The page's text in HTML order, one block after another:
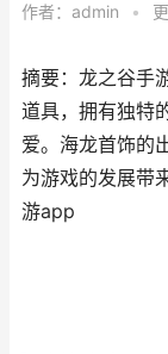
作者： admin •
摘要：龙之谷手
道具，拥有独特
爱。海龙首饰的
为游戏的发展带
游app